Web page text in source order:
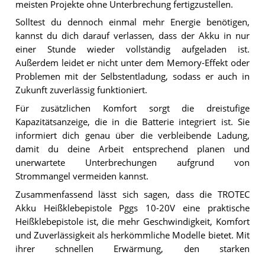
meisten Projekte ohne Unterbrechung fertigzustellen.
Solltest du dennoch einmal mehr Energie benötigen,
kannst du dich darauf verlassen, dass der Akku in nur
einer Stunde wieder vollständig aufgeladen ist.
Außerdem leidet er nicht unter dem Memory-Effekt oder
Problemen mit der Selbstentladung, sodass er auch in
Zukunft zuverlässig funktioniert.
Für zusätzlichen Komfort sorgt die dreistufige
Kapazitätsanzeige, die in die Batterie integriert ist. Sie
informiert dich genau über die verbleibende Ladung,
damit du deine Arbeit entsprechend planen und
unerwartete Unterbrechungen aufgrund von
Strommangel vermeiden kannst.
Zusammenfassend lässt sich sagen, dass die TROTEC
Akku Heißklebepistole Pggs 10-20V eine praktische
Heißklebepistole ist, die mehr Geschwindigkeit, Komfort
und Zuverlässigkeit als herkömmliche Modelle bietet. Mit
ihrer schnellen Erwärmung, den starken